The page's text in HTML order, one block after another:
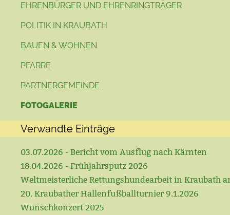
EHRENBÜRGER UND EHRENRINGTRÄGER
POLITIK IN KRAUBATH
BAUEN & WOHNEN
PFARRE
PARTNERGEMEINDE
FOTOGALERIE
Verwandte Einträge
03.07.2026 - Bericht vom Ausflug nach Kärnten
18.04.2026 - Frühjahrsputz 2026
Weltmeisterliche Rettungshundearbeit in Kraubath
20. Kraubather Hallenfußballturnier 9.1.2026
Wunschkonzert 2025